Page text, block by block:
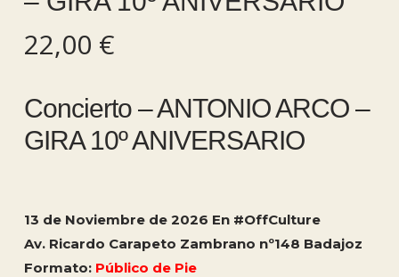
22,00 €
Concierto – ANTONIO ARCO –
GIRA 10º ANIVERSARIO
13 de Noviembre de 2026 En #OffCulture
Av. Ricardo Carapeto Zambrano nº148 Badajoz
Formato:Público de Pie